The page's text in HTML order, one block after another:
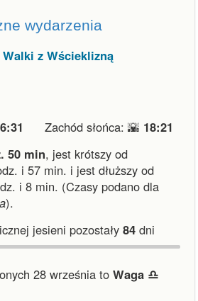
wydarzenia
z Wścieklizną
6:31 Zachód słońca: 🌇 18:21
50 min, jest krótszy od
i 57 min. i jest dłuższy od
i 8 min. (Czasy podano dla
).
jesieni pozostały 84 dni
28 września to Waga ♎︎